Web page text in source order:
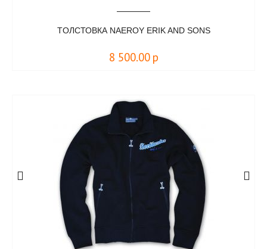
TОЛСТОВКА NAEROY ERIK AND SONS
8 500.00 р